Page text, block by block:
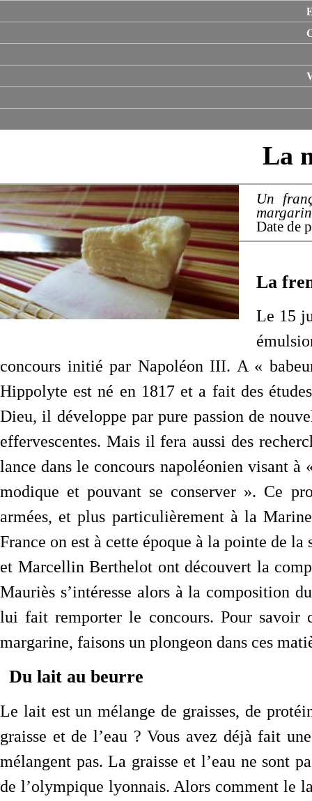
La
Un
Date de
La
Le 15
concours initié par Napoléon III. A «
Hippolyte est né en 1817 et a fait des
Dieu, il développe par pure passion de
effervescentes. Mais il fera aussi des
lance dans le concours napoléonien visant
modique et pouvant se conserver ». Ce
armées, et plus particulièrement à la
France on est à cette époque à la pointe de
et Marcellin Berthelot ont découvert la
Mauriès s’intéresse alors à la composition
lui fait remporter le concours. Pour savoir
margarine, faisons un plongeon dans ces
Du lait au beurre
Le lait est un mélange de graisses, de
graisse et de l’eau ? Vous avez déjà fait
mélangent pas. La graisse et l’eau ne sont
de l’olympique lyonnais. Alors comment le